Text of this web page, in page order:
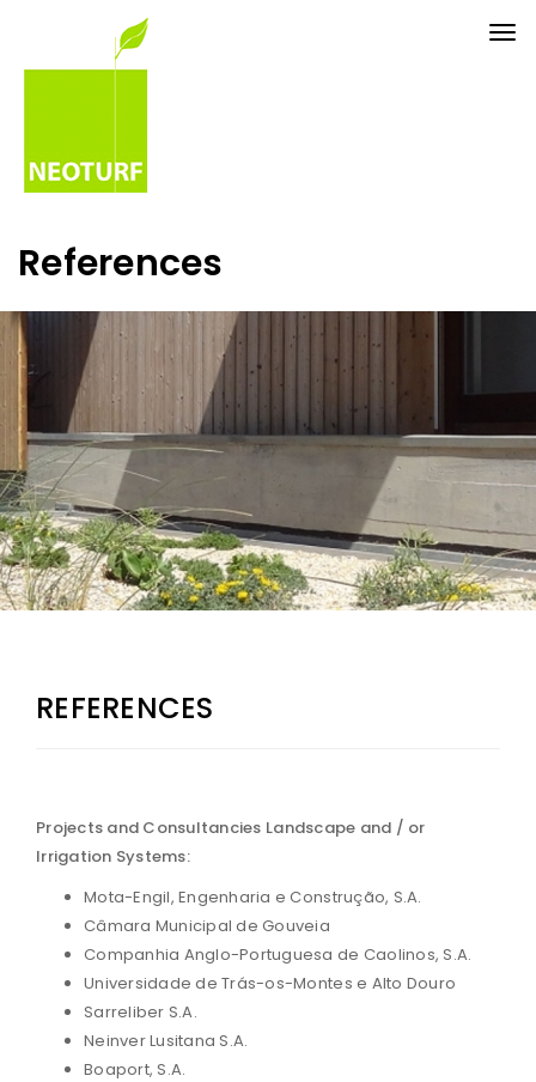
References
REFERENCES
Projects and Consultancies Landscape and / or
Irrigation Systems:
Mota-Engil, Engenharia e Construção, S.A.
Câmara Municipal de Gouveia
Companhia Anglo-Portuguesa de Caolinos, S.A.
Universidade de Trás-os-Montes e Alto Douro
Sarreliber S.A.
Neinver Lusitana S.A.
Boaport, S.A.